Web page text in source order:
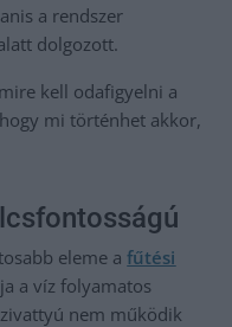
a rendszer
dolgozott.
kell odafigyelni a
mi történhet akkor,
eleme afűtési
a víz folyamatos
nem működik